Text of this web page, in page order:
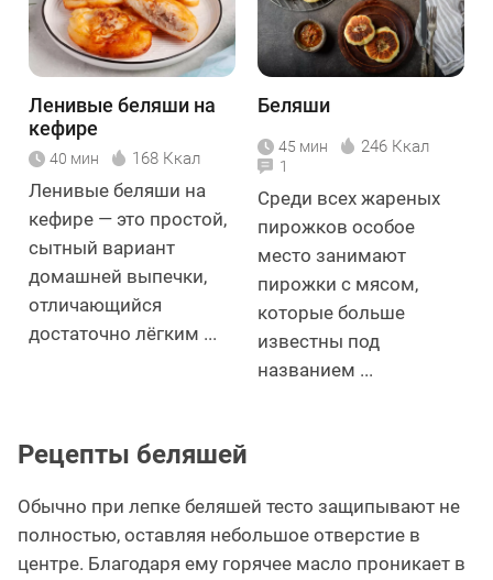
Ленивые беляши на
кефире
40 мин 168 Ккал
Ленивые беляши на
кефире — это простой,
сытный вариант
домашней выпечки,
отличающийся
достаточно лёгким ...
Беляши
45 мин 246 Ккал
1
Среди всех жареных
пирожков особое
место занимают
пирожки с мясом,
которые больше
известны под
названием ...
Рецепты беляшей
Обычно при лепке беляшей тесто защипывают не
полностью, оставляя небольшое отверстие в
центре. Благодаря ему горячее масло проникает в